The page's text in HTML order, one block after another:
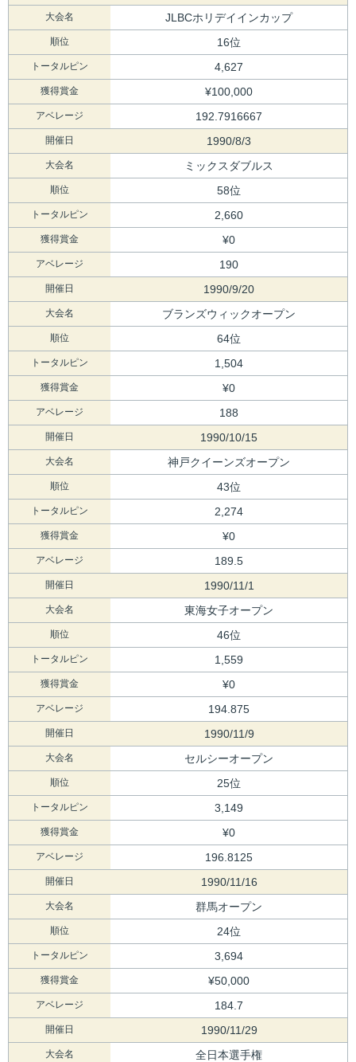
大会名 JLBCホリデイインカップ
順位 16位
トータルピン 4,627
獲得賞金 ¥100,000
アベレージ 192.7916667
開催日 1990/8/3
大会名 ミックスダブルス
順位 58位
トータルピン 2,660
獲得賞金 ¥0
アベレージ 190
開催日 1990/9/20
大会名 ブランズウィックオープン
順位 64位
トータルピン 1,504
獲得賞金 ¥0
アベレージ 188
開催日 1990/10/15
大会名 神戸クイーンズオープン
順位 43位
トータルピン 2,274
獲得賞金 ¥0
アベレージ 189.5
開催日 1990/11/1
大会名 東海女子オープン
順位 46位
トータルピン 1,559
獲得賞金 ¥0
アベレージ 194.875
開催日 1990/11/9
大会名 セルシーオープン
順位 25位
トータルピン 3,149
獲得賞金 ¥0
アベレージ 196.8125
開催日 1990/11/16
大会名 群馬オープン
順位 24位
トータルピン 3,694
獲得賞金 ¥50,000
アベレージ 184.7
開催日 1990/11/29
大会名 全日本選手権